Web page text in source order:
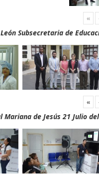
«
Subsecretaria de
«
de Jesús 21 Julio